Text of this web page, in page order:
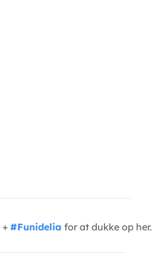
+ #Funidelia for at dukke op her.